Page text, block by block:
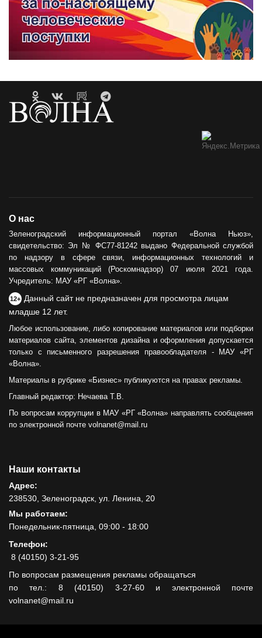
О нас
Зеленоградский информационный портал «Волна Ньюз»,
свидетельство: Эл № ФС77-81242 выдано Федеральной службой
по надзору в сфере связи, информационных технологий и
массовых коммуникаций (Роскомнадзор) 07 июля 2021 года.
Учредитель: МАУ «РГ «Волна».
12+ Данный сайт не предназначен для просмотра лицам
младше 12 лет.
Любое использование, либо копирование материалов или подборки
материалов сайта, элементов дизайна и оформления допускается
только с письменного разрешения правообладателя - МАУ «РГ
«Волна».
Материалы в рубрике «Бизнес» публикуются на правах рекламы.
Главный редактор: Нечаева Т.В.
По вопросам коррупции в МАУ «РГ «Волна» направлять сообщения
по электронной почте volnanet@mail.ru
Наши контакты
Адрес:
238530, Зеленоградск, ул. Ленина, 20
Мы работаем:
Понедельник-пятница, 09:00 - 18:00
Телефон:
8 (40150) 3-21-95
По вопросам размещения рекламы обращаться
по тел.: 8 (40150) 3-27-60 и электронной почте
volnanet@mail.ru